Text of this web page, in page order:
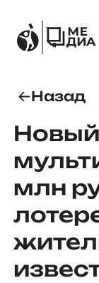
Назад
Новый
млн